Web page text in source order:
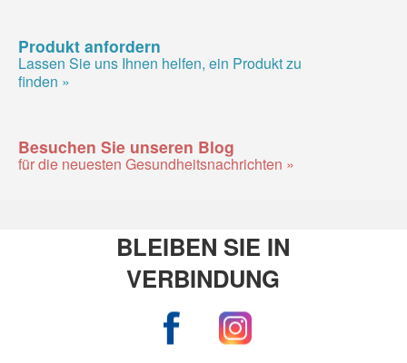
Produkt anfordern
Lassen Sie uns Ihnen helfen, ein Produkt zu
finden »
Besuchen Sie unseren Blog
für die neuesten Gesundheitsnachrichten »
BLEIBEN SIE IN
VERBINDUNG